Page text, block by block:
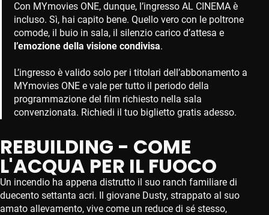
Con MYmovies ONE, dunque, l’ingresso AL CINEMA è
incluso. Sì, hai capito bene. Quello vero con le poltrone
comode, il buio in sala, il silenzio carico d’attesa e
l’emozione della visione condivisa.
L’ingresso è valido solo per i titolari dell’abbonamento a
MYmovies ONE e vale per tutto il periodo della
programmazione del film richiesto nella sala
convenzionata. Richiedi il tuo biglietto gratis adesso.
REBUILDING - COME
L'ACQUA PER IL FUOCO
Un incendio ha appena distrutto il suo ranch familiare di
duecento settanta acri. Il giovane Dusty, strappato al suo
amato allevamento, vive come un reduce di sé stesso,